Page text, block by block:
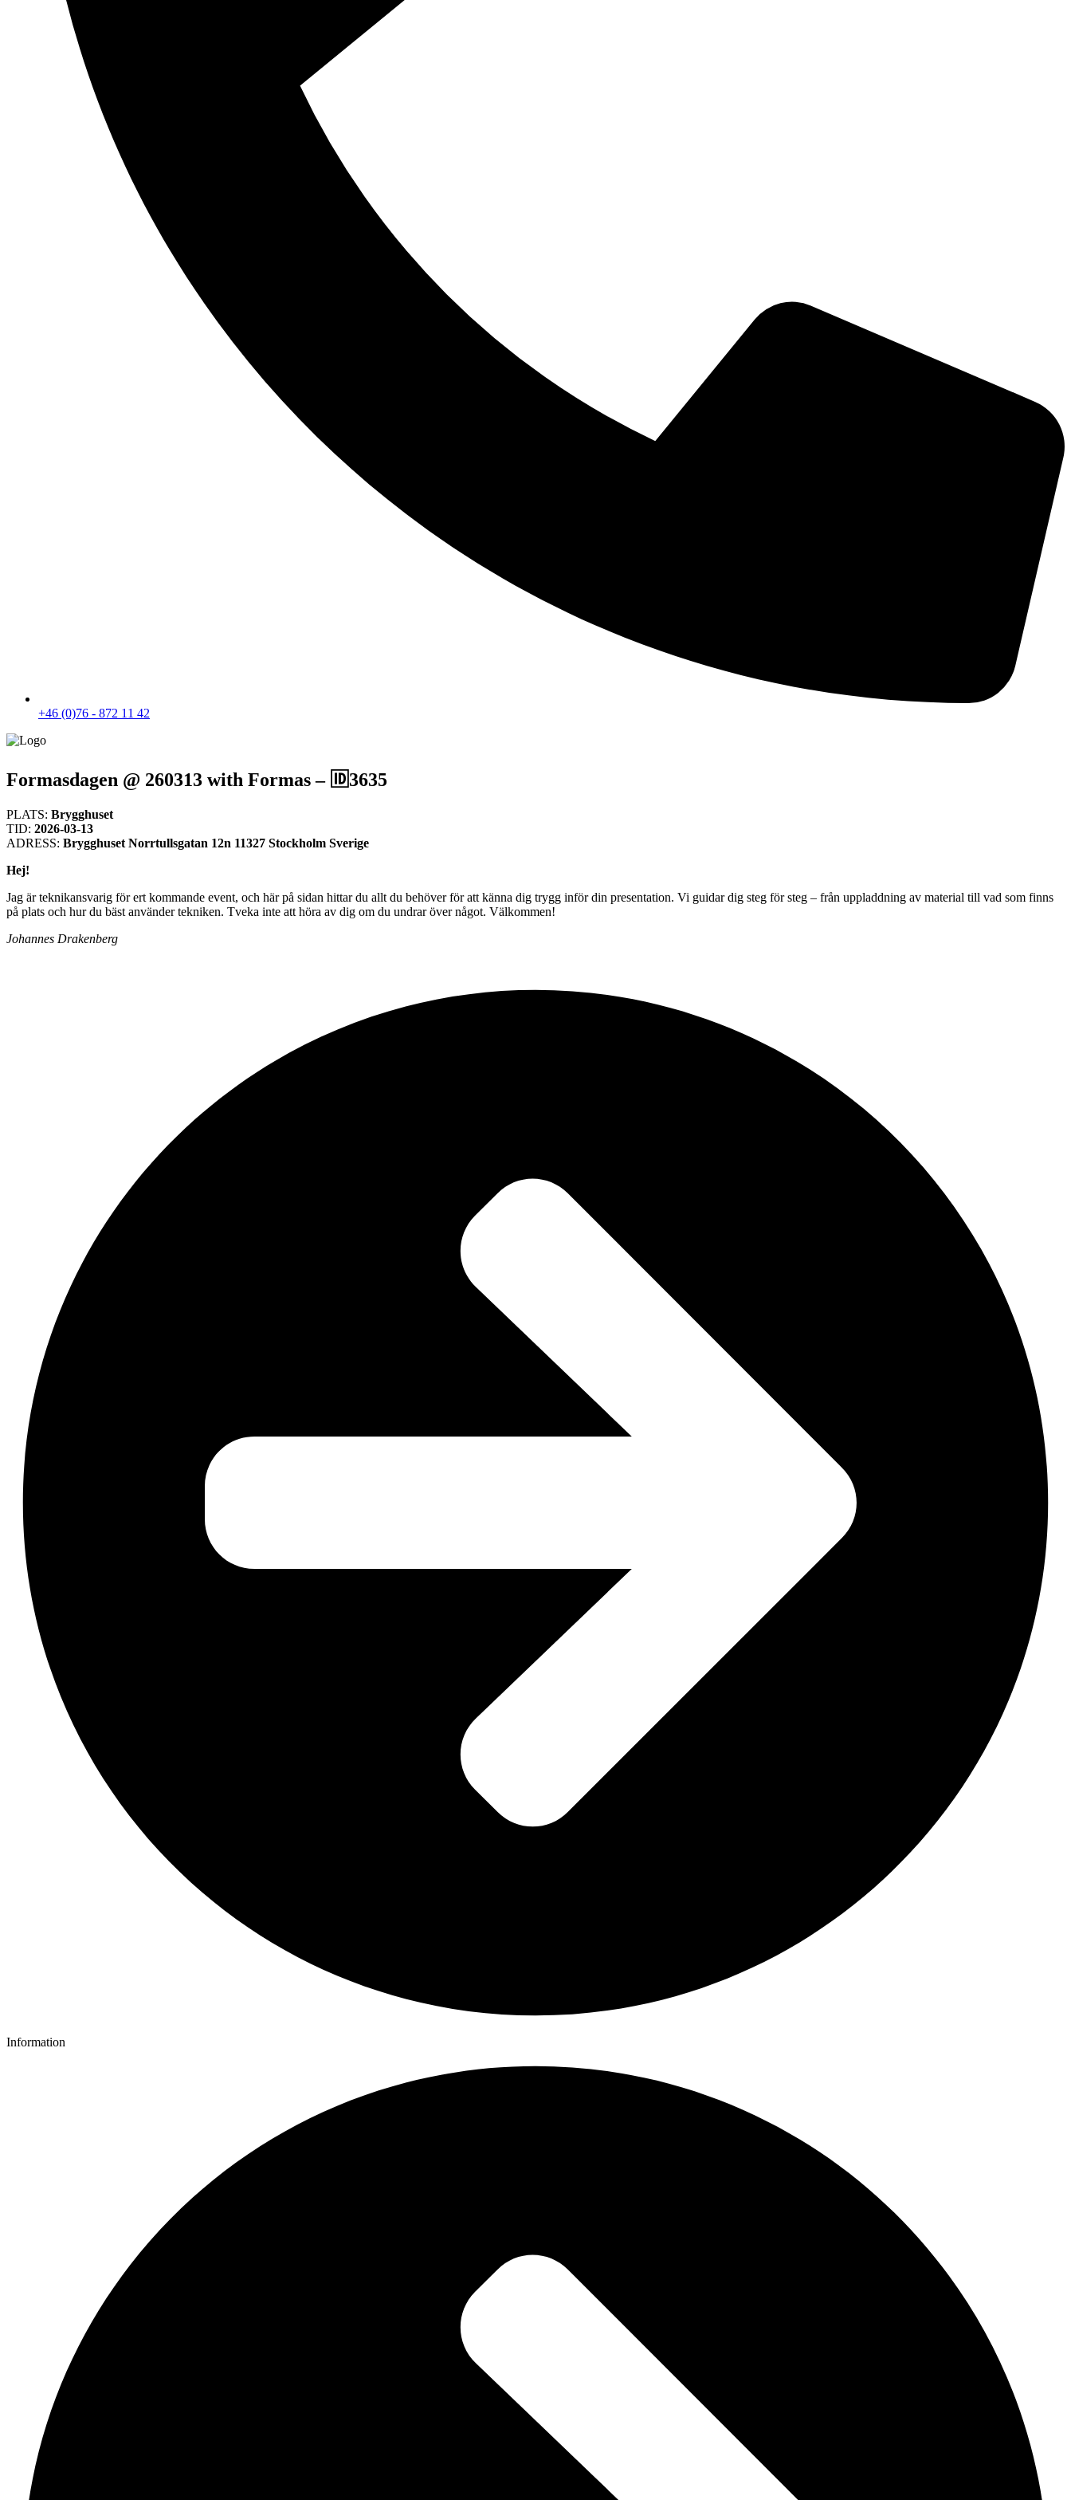
+46 (0)76 - 872 11 42
Formasdagen @ 260313 with Formas – 🆔3635
PLATS: Brygghuset
TID: 2026-03-13
ADRESS: Brygghuset Norrtullsgatan 12n 11327 Stockholm Sverige
Hej!
Jag är teknikansvarig för ert kommande event, och här på sidan hittar du allt du behöver för att känna dig trygg inför din presentation. Vi guidar dig steg för steg – från uppladdning av material till vad som finns
på plats och hur du bäst använder tekniken. Tveka inte att höra av dig om du undrar över något. Välkommen!
Johannes Drakenberg
Information